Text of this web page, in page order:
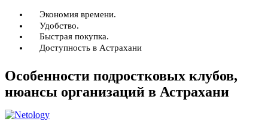
Экономия времени.
Удобство.
Быстрая покупка.
Доступность в Астрахани
Особенности подростковых клубов,
нюансы организаций в Астрахани